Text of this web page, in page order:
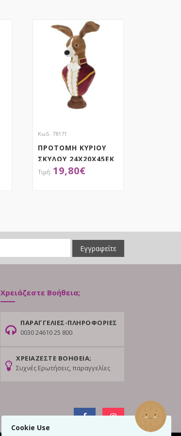
Cookie Use
Κωδ. 78171
ΠΡΟΤΟΜΗ ΚΥΡΙΟΥ
ΣΚΥΛΟΥ 24Χ20Χ45ΕΚ
19,80€
Εγγραφείτε
Χρειάζεστε Βοήθεια;
ΠΑΡΑΓΓΕΛΙΕΣ-ΠΛΗΡΟΦΟΡΙΕΣ
0030 24610 25 800
ΧΡΕΙΑΖΕΣΤΕ ΒΟΗΘΕΙΑ;
Συχνές Ερωτήσεις, παραγγελίες